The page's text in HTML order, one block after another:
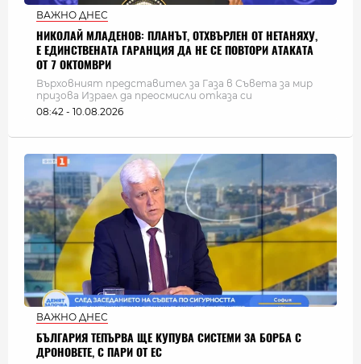
ВАЖНО ДНЕС
НИКОЛАЙ МЛАДЕНОВ: ПЛАНЪТ, ОТХВЪРЛЕН ОТ НЕТАНЯХУ,
Е ЕДИНСТВЕНАТА ГАРАНЦИЯ ДА НЕ СЕ ПОВТОРИ АТАКАТА
ОТ 7 ОКТОМВРИ
Върховният представител за Газа в Съвета за мир
призова Израел да преосмисли отказа си
08:42 - 10.08.2026
ВАЖНО ДНЕС
БЪЛГАРИЯ ТЕПЪРВА ЩЕ КУПУВА СИСТЕМИ ЗА БОРБА С
ДРОНОВЕТЕ, С ПАРИ ОТ ЕС